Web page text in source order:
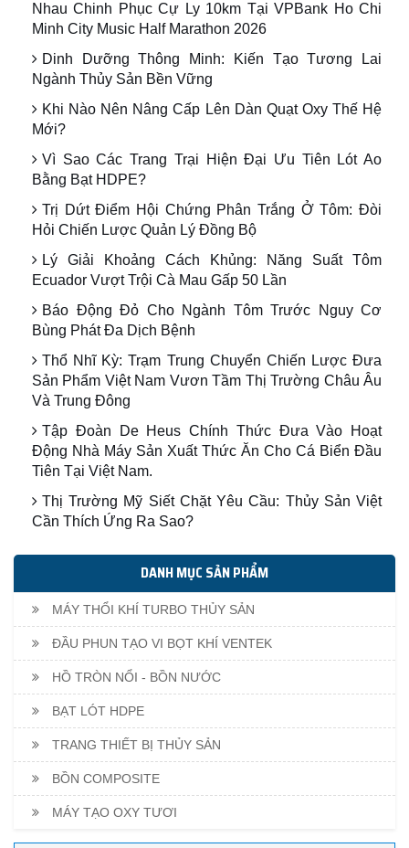
Nhau Chinh Phục Cự Ly 10km Tại VPBank Ho Chi
Minh City Music Half Marathon 2026
Dinh Dưỡng Thông Minh: Kiến Tạo Tương Lai
Ngành Thủy Sản Bền Vững
Khi Nào Nên Nâng Cấp Lên Dàn Quạt Oxy Thế Hệ
Mới?
Vì Sao Các Trang Trại Hiện Đại Ưu Tiên Lót Ao
Bằng Bạt HDPE?
Trị Dứt Điểm Hội Chứng Phân Trắng Ở Tôm: Đòi
Hỏi Chiến Lược Quản Lý Đồng Bộ
Lý Giải Khoảng Cách Khủng: Năng Suất Tôm
Ecuador Vượt Trội Cà Mau Gấp 50 Lần
Báo Động Đỏ Cho Ngành Tôm Trước Nguy Cơ
Bùng Phát Đa Dịch Bệnh
Thổ Nhĩ Kỳ: Trạm Trung Chuyển Chiến Lược Đưa
Sản Phẩm Việt Nam Vươn Tầm Thị Trường Châu Âu
Và Trung Đông
Tập Đoàn De Heus Chính Thức Đưa Vào Hoạt
Động Nhà Máy Sản Xuất Thức Ăn Cho Cá Biển Đầu
Tiên Tại Việt Nam.
Thị Trường Mỹ Siết Chặt Yêu Cầu: Thủy Sản Việt
Cần Thích Ứng Ra Sao?
DANH MỤC SẢN PHẨM
MÁY THỔI KHÍ TURBO THỦY SẢN
ĐẦU PHUN TẠO VI BỌT KHÍ VENTEK
HỒ TRÒN NỔI - BỒN NƯỚC
BẠT LÓT HDPE
TRANG THIẾT BỊ THỦY SẢN
BỒN COMPOSITE
MÁY TẠO OXY TƯƠI